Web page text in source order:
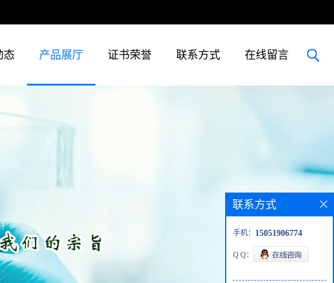
态 产品展厅 证书荣誉 联系方式 在线留言
联系方式
手机： 15051906774
Q Q：